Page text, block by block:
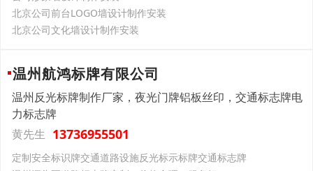
北京公司前台LOGO墙设计制作安装
北京公司文化墙设计制作安装
温州航鸿标牌有限公司
温州反光标牌制作厂家，夜光门牌铝板丝印，交通标志牌电
力标志牌
黄先生 13736955501
定制安全标识牌交通道路设施反光标示标牌交通标志牌